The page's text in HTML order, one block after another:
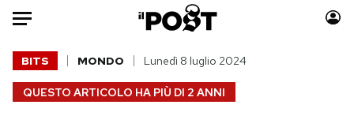
Auto
HOME
QUESTO ARTICOLO HA PIÙ DI 2 ANNI
BITS MONDO Lunedì 8 luglio 2024